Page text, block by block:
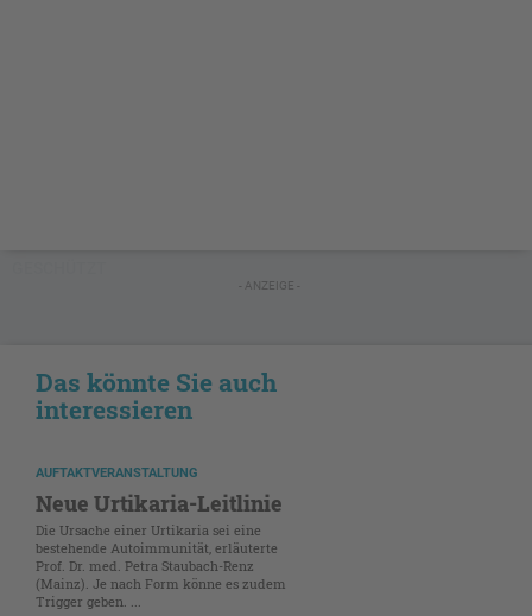
- ANZEIGE -
Das könnte Sie auch
interessieren
AUFTAKTVERANSTALTUNG
Neue Urtikaria-Leitlinie
Die Ursache einer Urtikaria sei eine
bestehende Autoimmunität, erläuterte
Prof. Dr. med. Petra Staubach-Renz
(Mainz). Je nach Form könne es zudem
Trigger geben. ...